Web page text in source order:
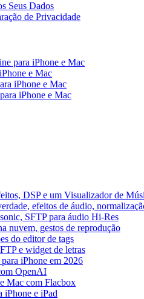
Seus Dados
de Privacidade
para iPhone e Mac
e Mac
iPhone e Mac
iPhone e Mac
DSP e um Visualizador de
efeitos de áudio,
SFTP para áudio Hi-Res
nuvem, gestos de reprodução
do editor de tags
e widget de letras
iPhone em 2026
OpenAI
Mac com Flacbox
iPhone e iPad